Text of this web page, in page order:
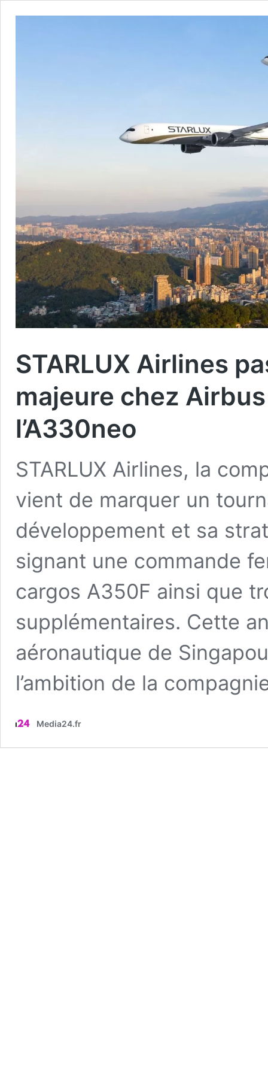
STARLUX Airlines
majeure chez
l’A330neo
STARLUX Airlines, la
vient de marquer un
développement et sa
signant une commande
cargos A350F ainsi que
supplémentaires. Cette
aéronautique de
l’ambition de la
Media24.fr